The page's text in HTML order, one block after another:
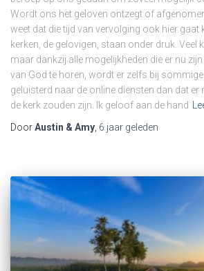
Wordt ons het geloven ontzegt of
weet dat die tijd van vervolging ook hier gaat
kerken, de gelovigen, staan onder druk. Veel
maar dankzij alle mogelijkheden die er nu
van God te horen, wordt er zelfs bij
geluisterd naar de online diensten dan dat
de kerk zouden zijn. Ik geloof aan de hand
DoorAustin & Amy 6 jaar geleden